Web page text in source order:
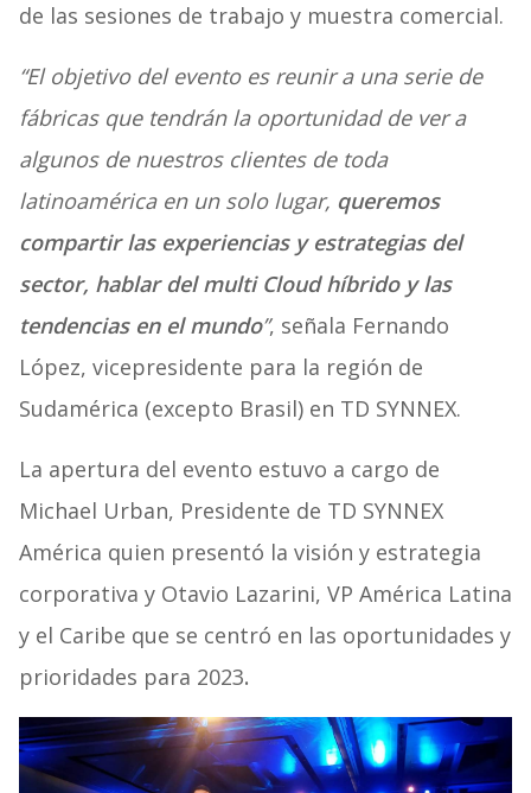
de las sesiones de trabajo y muestra comercial.
“El objetivo del evento es reunir a una serie de
fábricas que tendrán la oportunidad de ver a
algunos de nuestros clientes de toda
latinoamérica en un solo lugar, queremos
compartir las experiencias y estrategias del
sector, hablar del multi Cloud híbrido y las
tendencias en el mundo”, señala Fernando
López, vicepresidente para la región de
Sudamérica (excepto Brasil) en TD SYNNEX.
La apertura del evento estuvo a cargo de
Michael Urban, Presidente de TD SYNNEX
América quien presentó la visión y estrategia
corporativa y Otavio Lazarini, VP América Latina
y el Caribe que se centró en las oportunidades y
prioridades para 2023.